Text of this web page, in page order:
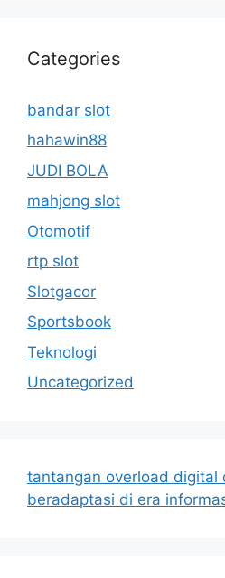
Categories
bandar slot
hahawin88
JUDI BOLA
mahjong slot
Otomotif
rtp slot
Slotgacor
Sportsbook
Teknologi
Uncategorized
tantangan overload digital
beradaptasi di era